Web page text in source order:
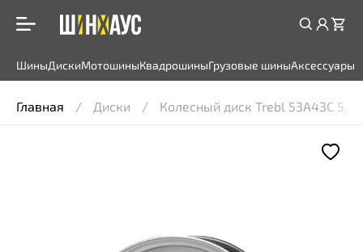
ШиныДискиМотошиныКвадрошиныГрузовые шиныАксессуары
Главная Диски Колесный диск Trebl 53A43C